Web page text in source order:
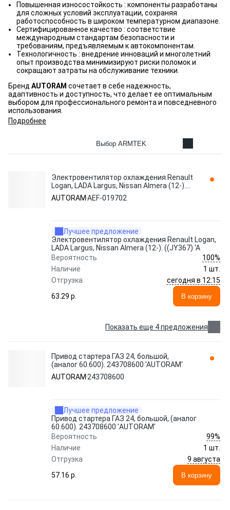
Повышенная износостойкость : компоненты разработаны
для сложных условий эксплуатации, сохраняя
работоспособность в широком температурном диапазоне.
Сертифицированное качество : соответствие
международным стандартам безопасности и
требованиям, предъявляемым к автокомпонентам.
Технологичность : внедрение инноваций и многолетний
опыт производства минимизируют риски поломок и
сокращают затраты на обслуживание техники.
Бренд AUTORAM сочетает в себе надежность,
адаптивность и доступность, что делает ее оптимальным
выбором для профессионального ремонта и повседневного
использования.
Подробнее
Выбор ARMTEK
Электровентилятор охлаждения Renault
Logan, LADA Largus, Nissan Almera (12-).
((JY367) 'A AEF-019702 AUTORAM
AUTORAM AEF-019702
Лучшее предложение
Электровентилятор охлаждения Renault Logan,
LADA Largus, Nissan Almera (12-). ((JY367) 'A
Вероятность
100%
Наличие
1 шт.
Отгрузка
сегодня в 12:15
63.29 p.
В корзину
Показать еще 4 предложения
Привод стартера ГАЗ 24, большой,
(аналог 60.600). 243708600 'AUTORAM'
AUTORAM 243708600
Лучшее предложение
Привод стартера ГАЗ 24, большой, (аналог
60.600). 243708600 'AUTORAM'
Вероятность
99%
Наличие
1 шт.
Отгрузка
9 августа
57.16 p.
В корзину